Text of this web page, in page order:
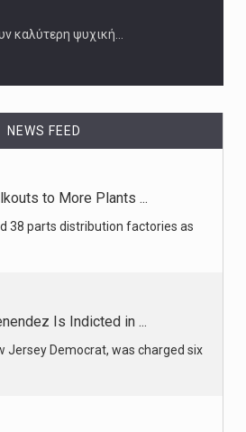
καλύτερη ψυχική…
NEWS FEED
to More Plants ...
38 parts distribution factories as
Is Indicted in ...
Jersey Democrat, was charged six